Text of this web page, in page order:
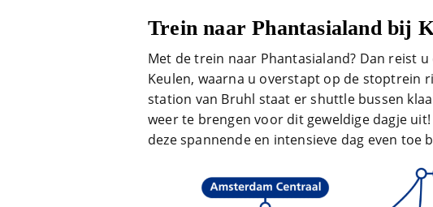
Trein naar Phantasialand bij
Met de trein naar Phantasialand? Dan reist
Keulen, waarna u overstapt op de stoptrein
station van Bruhl staat er shuttle bussen
weer te brengen voor dit geweldige dagje
deze spannende en intensieve dag even toe